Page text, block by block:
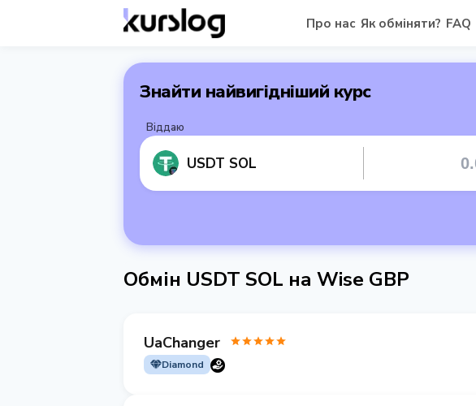
Про нас Як обміняти? FAQ
Знайти найвигідніший курс
Віддаю
USDT SOL
Обмін USDT SOL на Wise GBP
UaChanger
Diamond